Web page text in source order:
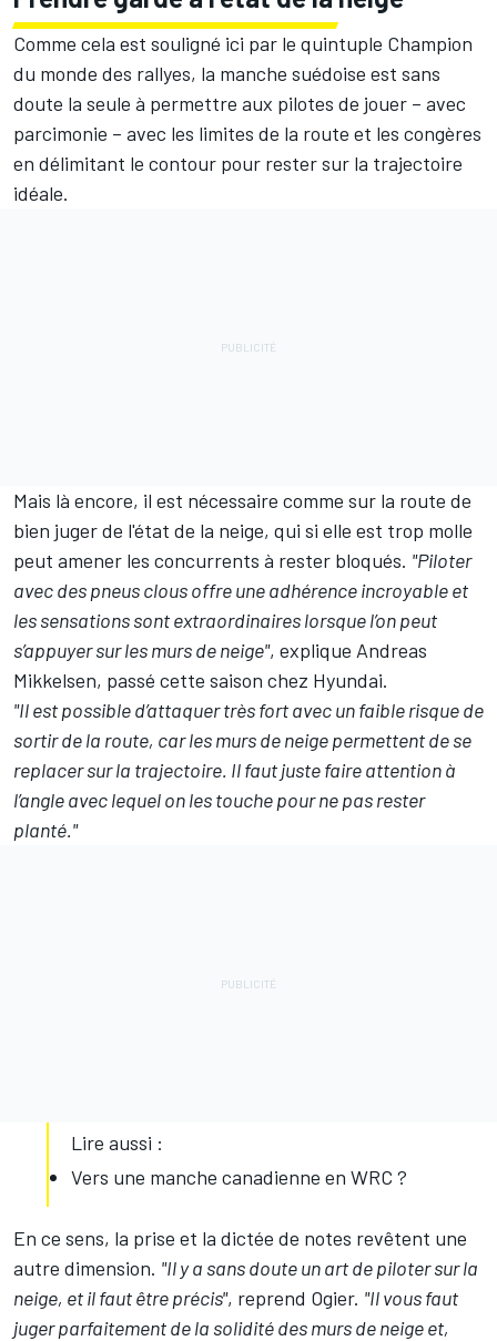
Comme cela est souligné ici par le quintuple Champion
du monde des rallyes, la manche suédoise est sans
doute la seule à permettre aux pilotes de jouer – avec
parcimonie – avec les limites de la route et les congères
en délimitant le contour pour rester sur la trajectoire
idéale.
Mais là encore, il est nécessaire comme sur la route de
bien juger de l'état de la neige, qui si elle est trop molle
peut amener les concurrents à rester bloqués. "Piloter
avec des pneus clous offre une adhérence incroyable et
les sensations sont extraordinaires lorsque l’on peut
s’appuyer sur les murs de neige", explique Andreas
Mikkelsen, passé cette saison chez Hyundai.
"Il est possible d’attaquer très fort avec un faible risque de
sortir de la route, car les murs de neige permettent de se
replacer sur la trajectoire. Il faut juste faire attention à
l’angle avec lequel on les touche pour ne pas rester
planté."
Lire aussi :
Vers une manche canadienne en WRC ?
En ce sens, la prise et la dictée de notes revêtent une
autre dimension. "Il y a sans doute un art de piloter sur la
neige, et il faut être précis", reprend Ogier. "Il vous faut
juger parfaitement de la solidité des murs de neige et,